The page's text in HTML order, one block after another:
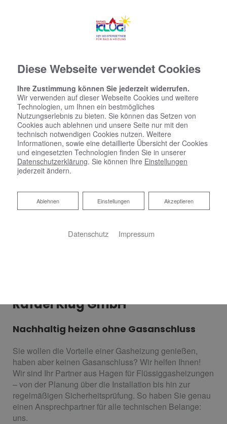
Rafael Klug GmbH
Nachhaltig heizen ohne Gasanschluss
Sie wollen die Vorteile einer Gasheizung genießen,
haben aber keinen Gasanschluss? Wir helfen Ihnen!
Wir sind Ihr Partner aus Hagen für Flüssiggasheizungen
– von der Planung über die Installation bis hin zur
regelmäßigen Sicherheitsprüfung. So haben Sie genau
einen Ansprechpartner für alle technischen Belange:
uns.
Diese Webseite verwendet Cookies
Ihre Zustimmung können Sie jederzeit widerrufen.
Wir verwenden auf dieser Webseite Cookies und weitere
Technologien, um Ihnen ein bestmögliches
Nutzungserlebnis zu bieten. Sie können das Setzen von
Cookies auch ablehnen und unsere Seite nur mit den
technisch notwendigen Cookies nutzen. Weitere
Informationen, sowie eine detaillierte Übersicht der Cookies
und eingesetzten Technologien finden Sie in unserer
Datenschutzerklärung. Sie können Ihre Einstellungen
jederzeit ändern.
Akzeptieren
Einstellungen
Ablehnen
Ablehnen
Datenschutz Impressum